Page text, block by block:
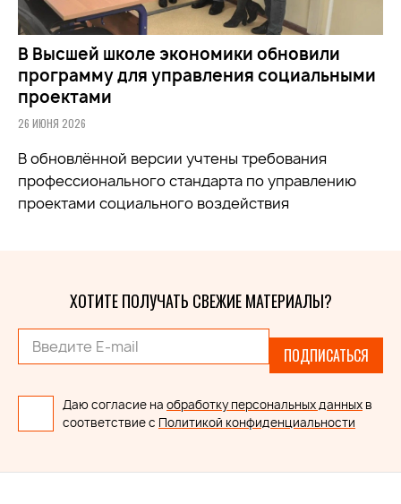
В Высшей школе экономики обновили
программу для управления социальными
проектами
26 ИЮНЯ 2026
В обновлённой версии учтены требования
профессионального стандарта по управлению
проектами социального воздействия
ХОТИТЕ ПОЛУЧАТЬ СВЕЖИЕ МАТЕРИАЛЫ?
ПОДПИСАТЬСЯ
Даю согласие на обработку персональных данных в
соответствие с Политикой конфиденциальности